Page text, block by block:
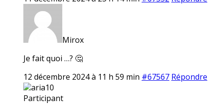
Mirox
Je fait quoi …? 🤔
12 décembre 2024 à 11 h 59 min #67567 Répondre
aria10
Participant